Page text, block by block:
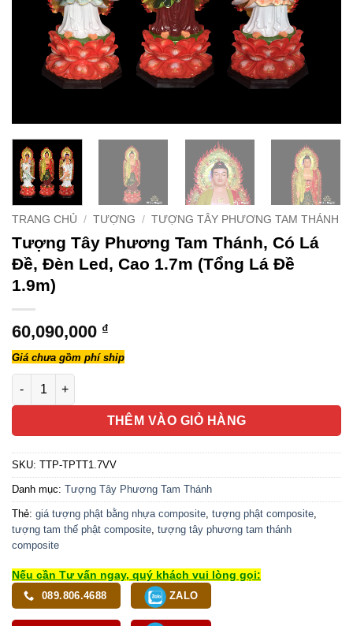
TRANG CHỦ / TƯỢNG / TƯỢNG TÂY PHƯƠNG TAM THÁNH
Tượng Tây Phương Tam Thánh, Có Lá
Đề, Đèn Led, Cao 1.7m (Tổng Lá Đề
1.9m)
60,090,000 ₫
Giá chưa gồm phí ship
Tượng Tây Phương Tam Thánh, Có Lá Đề, Đèn Led, Cao
THÊM VÀO GIỎ HÀNG
SKU: TTP-TPTT1.7VV
Danh mục: Tượng Tây Phương Tam Thánh
Thẻ: giá tượng phật bằng nhựa composite tượng phật composite
tượng tam thế phật composite tượng tây phương tam thánh
composite
Nếu cần Tư vấn ngay, quý khách vui lòng gọi:
089.806.4688 ZALO